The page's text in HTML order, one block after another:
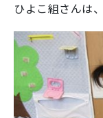
ひよこ組さんは